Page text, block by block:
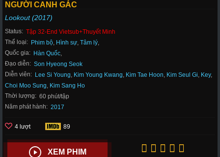
NGƯỜI CANH GÁC
Lookout (2017)
Status: Tập 32-End Vietsub+Thuyết Minh
Thể loại: Phim bộ, Hình sự, Tâm lý,
Quốc gia: Hàn Quốc,
Đạo diễn: Son Hyeong Seok
Diễn viên: Lee Si Young, Kim Young Kwang, Kim Tae Hoon, Kim Seul Gi, Key,
Choi Moo Sung, Kim Sang Ho
Thời lượng: 60 phút/tập
Năm phát hành: 2017
4 lượt 89
XEM PHIM